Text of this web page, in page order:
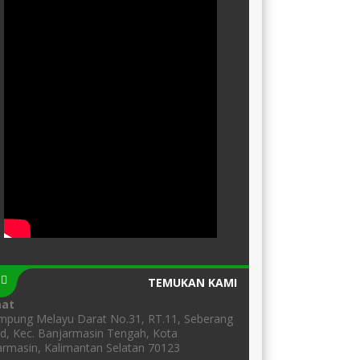
TEMUKAN KAMI
Melayu Darat No.31, RT.11, Seberang
Kec. Banjarmasin Tengah, Kota
Kalimantan Selatan 70123